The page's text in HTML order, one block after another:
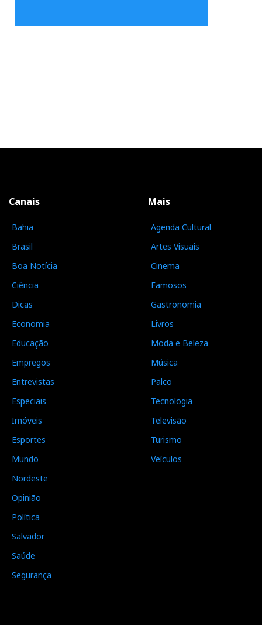
Canais
Bahia
Brasil
Boa Notícia
Ciência
Dicas
Economia
Educação
Empregos
Entrevistas
Especiais
Imóveis
Esportes
Mundo
Nordeste
Opinião
Política
Salvador
Saúde
Segurança
Mais
Agenda Cultural
Artes Visuais
Cinema
Famosos
Gastronomia
Livros
Moda e Beleza
Música
Palco
Tecnologia
Televisão
Turismo
Veículos